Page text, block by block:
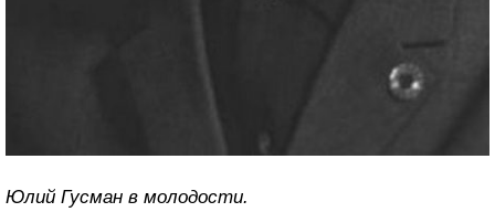
Юлий Гусман в молодости.